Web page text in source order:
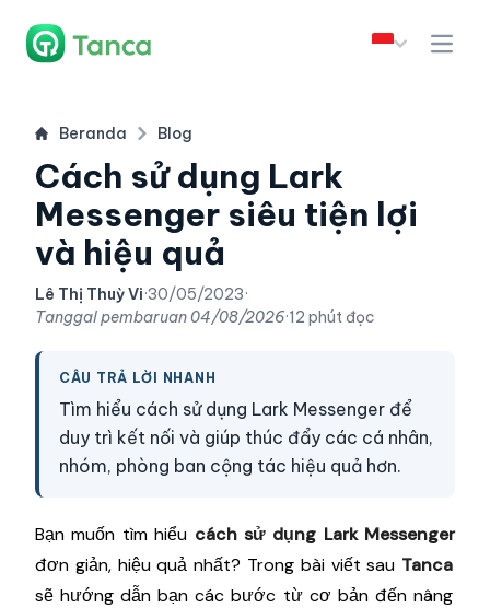
Beranda Blog
Cách sử dụng Lark
Messenger siêu tiện lợi
và hiệu quả
Lê Thị Thuỳ Vi·30/05/2023·
Tanggal pembaruan04/08/2026·12 phút đọc
CÂU TRẢ LỜI NHANH
Tìm hiểu cách sử dụng Lark Messenger để
duy trì kết nối và giúp thúc đẩy các cá nhân,
nhóm, phòng ban cộng tác hiệu quả hơn.
Bạn muốn tìm hiểu cách sử dụng Lark Messenger
đơn giản, hiệu quả nhất? Trong bài viết sau Tanca
sẽ hướng dẫn bạn các bước từ cơ bản đến nâng